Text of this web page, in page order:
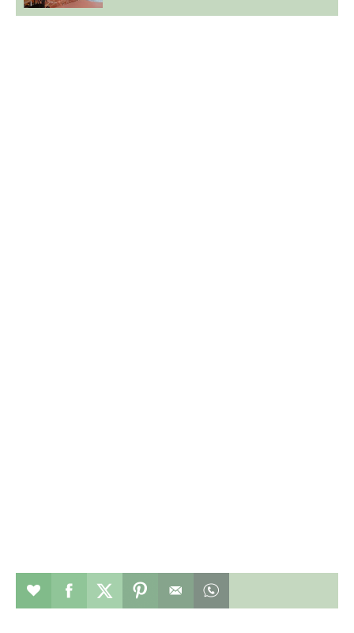
Verhaal toevoegen aan favorieten
Deel dit op facebook
Deel dit op twitter
Deel dit op pinterest